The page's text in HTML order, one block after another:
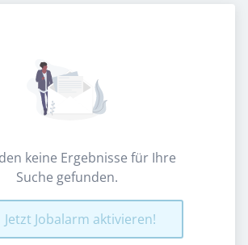
keine Ergebnisse für Ihre
Suche gefunden.
Jetzt Jobalarm aktivieren!